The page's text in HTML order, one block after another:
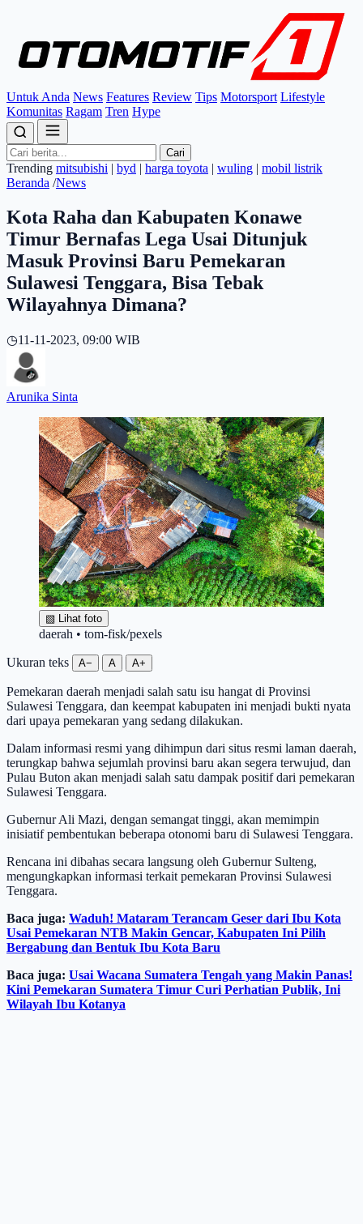
Untuk Anda News Features Review Tips Motorsport Lifestyle
Komunitas Ragam Tren Hype
Cari
Trending mitsubishi | byd | harga toyota | wuling | mobil listrik
Beranda /News
Kota Raha dan Kabupaten Konawe
Timur Bernafas Lega Usai Ditunjuk
Masuk Provinsi Baru Pemekaran
Sulawesi Tenggara, Bisa Tebak
Wilayahnya Dimana?
◷11-11-2023, 09:00 WIB
Arunika Sinta
▧ Lihat foto
daerah • tom-fisk/pexels
Ukuran teks A− A A+
Pemekaran daerah menjadi salah satu isu hangat di Provinsi
Sulawesi Tenggara, dan keempat kabupaten ini menjadi bukti nyata
dari upaya pemekaran yang sedang dilakukan.
Dalam informasi resmi yang dihimpun dari situs resmi laman daerah,
terungkap bahwa sejumlah provinsi baru akan segera terwujud, dan
Pulau Buton akan menjadi salah satu dampak positif dari pemekaran
Sulawesi Tenggara.
Gubernur Ali Mazi, dengan semangat tinggi, akan memimpin
inisiatif pembentukan beberapa otonomi baru di Sulawesi Tenggara.
Rencana ini dibahas secara langsung oleh Gubernur Sulteng,
mengungkapkan informasi terkait pemekaran Provinsi Sulawesi
Tenggara.
Baca juga: Waduh! Mataram Terancam Geser dari Ibu Kota
Usai Pemekaran NTB Makin Gencar, Kabupaten Ini Pilih
Bergabung dan Bentuk Ibu Kota Baru
Baca juga: Usai Wacana Sumatera Tengah yang Makin Panas!
Kini Pemekaran Sumatera Timur Curi Perhatian Publik, Ini
Wilayah Ibu Kotanya